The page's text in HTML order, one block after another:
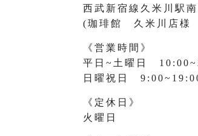
西武新宿線久米川駅
(珈琲館 久米川店様
《営業時間》
平日~土曜日
日曜祝日
《定休日》
火曜日